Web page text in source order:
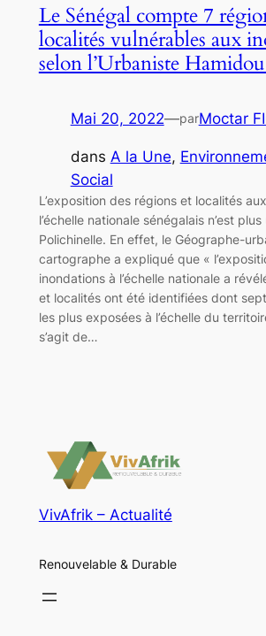
Le Sénégal compte 7
localités vulnérables aux
selon l’Urbaniste
Mai 20, 2022—parMoctar
dans A la Une,
Social
L’exposition des régions et localités
l’échelle nationale sénégalais n’est
Polichinelle. En effet, le Géographe-
cartographe a expliqué que «
inondations à l’échelle nationale a
et localités ont été identifiées dont
les plus exposées à l’échelle du
s’agit de…
VivAfrik – Actualité
Renouvelable & Durable